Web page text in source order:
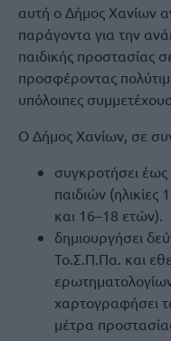
αυτή ο Δήμος Χανίων
παράγοντα για την
παιδικής προστασίας
προσφέροντας
υπόλοιπες
Ο Δήμος Χανίων, σε
συγκροτήσει έως
παιδιών
και 16–18 ετών).
δημιουργήσει
Το.Σ.Π.Πα. και
χαρτογραφήσει
μέτρα